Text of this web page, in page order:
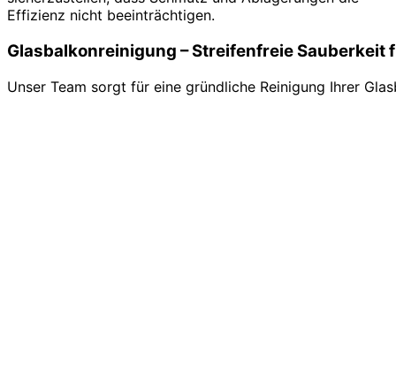
Effizienz nicht beeinträchtigen.
Glasbalkonreinigung – Streifenfreie Sauberkeit
Unser Team sorgt für eine gründliche Reinigung Ihrer